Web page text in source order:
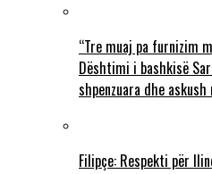
“Tre muaj pa furnizim
Dështimi i bashkisë
shpenzuara dhe
Filipçe: Respekti për